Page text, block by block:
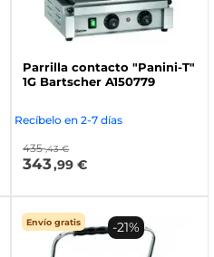
Parrilla contacto "Panini-T"
1G Bartscher A150779
Recíbelo en 2-7 días
435 ,43 €
343,99 €
Envío gratis -21%